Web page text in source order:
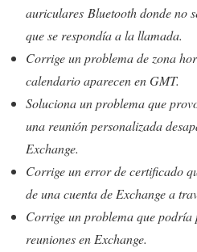
auriculares Bluetooth donde no
que se respondía a la llamada.
Corrige un problema de zona
calendario aparecen en GMT.
Soluciona un problema que
una reunión personalizada
Exchange.
Corrige un error de certificado
de una cuenta de Exchange a
Corrige un problema que
reuniones en Exchange.